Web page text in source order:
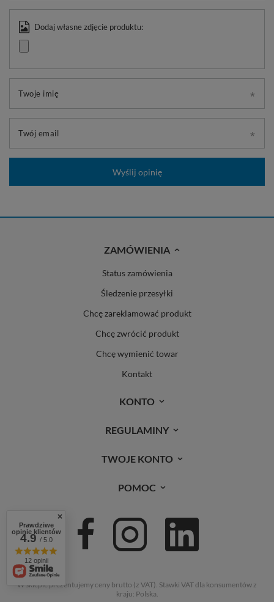
Dodaj własne zdjęcie produktu:
Twoje imię
Twój email
Wyślij opinię
ZAMÓWIENIA
Status zamówienia
Śledzenie przesyłki
Chcę zareklamować produkt
Chcę zwrócić produkt
Chcę wymienić towar
Kontakt
KONTO
REGULAMINY
TWOJE KONTO
POMOC
W sklepie prezentujemy ceny brutto (z VAT). Stawki VAT dla konsumentów z
kraju: Polska.
Prawdziwe
opinie klientów
4.9/ 5.0
12 opinii